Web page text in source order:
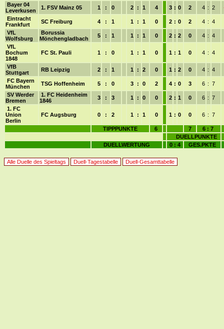
Bayer 04
Leverkusen
1. FSV Mainz 05 1 : 0 2 : 1 4 3 : 0 2 4 : 2
Eintracht
Frankfurt
SC Freiburg 4 : 1 1 : 1 0 2 : 0 2 4 : 4
VfL
Wolfsburg
Borussia
Mönchengladbach
5 : 1 1 : 1 0 2 : 2 0 4 : 4
VfL
Bochum
1848
FC St. Pauli 1 : 0 1 : 1 0 1 : 1 0 4 : 4
VfB
Stuttgart
RB Leipzig 2 : 1 1 : 2 0 1 : 2 0 4 : 4
FC Bayern
München
TSG Hoffenheim 5 : 0 3 : 0 2 4 : 0 3 6 : 7
SV Werder
Bremen
1. FC Heidenheim
1846
3 : 3 1 : 0 0 2 : 1 0 6 : 7
1. FC
Union
Berlin
FC Augsburg 0 : 2 1 : 1 0 1 : 0 0 6 : 7
TIPPPUNKTE 6 7
6 : 7
DUELLPUNKTE
DUELLWERTUNG
0 : 4 GES.PKTE
Alle Duelle des Spieltags Duell-Tagestabelle Duell-Gesamttabelle